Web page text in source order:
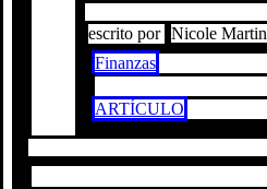
escrito por Nicole
Finanzas
ARTÍCULO